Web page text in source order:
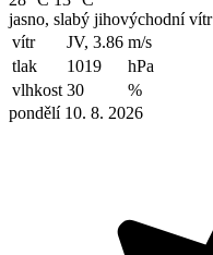
jasno, slabý jihovýchodní vítr
vítr
JV, 3.86 m/s
tlak
1019
hPa
vlhkost 30
%
pondělí 10. 8. 2026